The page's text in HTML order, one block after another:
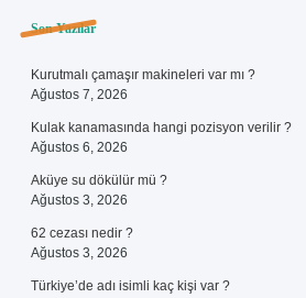
Sidebar
Son Yazılar
Kurutmalı çamaşır makineleri var mı ?
Ağustos 7, 2026
Kulak kanamasında hangi pozisyon verilir ?
Ağustos 6, 2026
Aküye su dökülür mü ?
Ağustos 3, 2026
62 cezası nedir ?
Ağustos 3, 2026
Türkiye’de adı isimli kaç kişi var ?